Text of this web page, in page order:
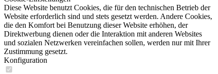
Diese Website benutzt Cookies, die für den technischen Betrieb der
Website erforderlich sind und stets gesetzt werden. Andere Cookies,
die den Komfort bei Benutzung dieser Website erhöhen, der
Direktwerbung dienen oder die Interaktion mit anderen Websites
und sozialen Netzwerken vereinfachen sollen, werden nur mit Ihrer
Zustimmung gesetzt.
Konfiguration